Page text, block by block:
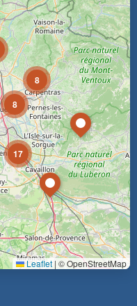
17
8
8
Leaflet | © OpenStreetMap